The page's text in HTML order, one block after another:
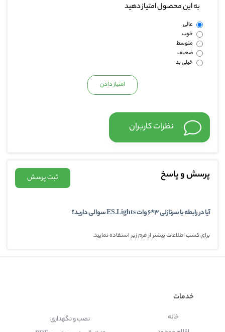
به این محصول امتیاز دهید
عالی
خوب
متوسط
ضعیف
خیلی بد
نظرات کاربران
پرسش و پاسخ ثبت پرسش
آیا در رابطه با سرنازلی 3*6 وات ES.Lights سوالی دارید؟
برای کسب اطلاعات بیشتر از فرم زیر استفاده نمایید.
خدمات
خانه
نصب و نگهداری